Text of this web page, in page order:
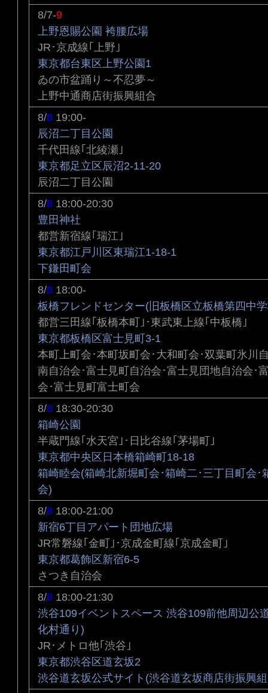
8/7-9
上野恩賜公園 袴腰広場
JR･京成線｢上野｣
東京都台東区上野公園1
ゐの市盆踊り～不忍夢～
上野中通商店街振興組合
8/8 19:00-
辰沼二丁目公園
千代田線｢北綾瀬｣
東京都足立区辰沼2-11-20
辰沼二丁目公園
8/8 18:00-20:30
豊田神社
都営新宿線｢瑞江｣
東京都江戸川区東瑞江1-18-1
下鎌田町会
8/8 18:00-
板橋フレンドセンター(旧板橋区立板橋第四中
都営三田線｢板橋本町｣･東武東上線｢中板橋｣
東京都板橋区富士見町3-1
本町上町会･本町坂町会･大和町会･双葉町氷川
南自治会･富士見町自治会･富士見団地自治会･
会･富士見町富士町会
8/8 18:30-20:30
箱崎公園
半蔵門線｢水天宮｣･日比谷線｢茅場町｣
東京都中央区日本橋箱崎町18-18
箱崎睦会(箱崎北新堀町会･箱崎二･三丁目町会･
会)
8/8 18:00-21:00
新宿6丁目アパート団地広場
JR常磐線｢金町｣･京成金町線｢京成金町｣
東京都葛飾区新宿6-5
さつき自治会
8/8 18:00-21:30
渋谷109イベントスペース 渋谷109前他周辺公
化村通り)
JR･メトロ他｢渋谷｣
東京都渋谷区道玄坂2
渋谷道玄坂公式サイト(渋谷道玄坂商店街振興